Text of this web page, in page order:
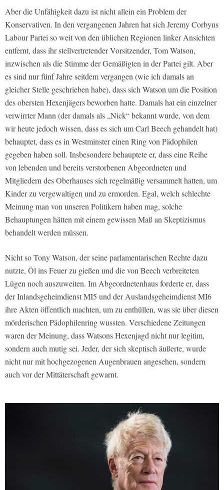
Aber die Unfähigkeit dazu ist nicht allein ein Problem der
Konservativen. In den vergangenen Jahren hat sich Jeremy Corbyns
Labour Partei so weit von den üblichen Regionen linker Ansichten
entfernt, dass ihr stellvertretender Vorsitzender, Tom Watson,
inzwischen als die Stimme der Gemäßigten in der Partei gilt. Aber
es sind nur fünf Jahre seitdem vergangen (wie ich damals an
gleicher Stelle geschrieben habe), dass sich Watson um die Position
des obersten Hexenjägers beworben hatte. Damals hat ein einzelner
verwirrter Mann (der damals als „Nick“ bekannt wurde, von dem
wir heute jedoch wissen, dass es sich um Carl Beech gehandelt hat)
behauptet, dass es in Westminster einen Ring von Pädophilen
gegeben haben soll. Insbesondere behauptete er, dass eine Reihe
von lebenden und bereits verstorbenen Abgeordneten und
Mitgliedern des Oberhauses sich regelmäßig versammelt hatten, um
Kinder zu vergewaltigen und zu ermorden. Egal, welch schlechte
Meinung man von unseren Politikern haben mag, solche
Behauptungen hätten mit einem gewissen Maß an Skeptizismus
behandelt werden müssen.
Nicht so Tony Watson, der seine parlamentarischen Rechte dazu
nutzte, Öl ins Feuer zu gießen und die von Beech verbreiteten
Lügen noch auszuweiten. Im Abgeordnetenhaus forderte er, dass
der Inlandsgeheimdienst MI5 und der Auslandsgeheimdienst MI6
ihre Akten öffentlich machten, um zu enthüllen, was sie über diesen
mörderischen Pädophilenring wussten. Verschiedene Zeitungen
waren der Meinung, dass Watsons Hexenjagd nicht nur legitim,
sondern auch mutig sei. Jeder, der sich skeptisch äußerte, wurde
nicht nur mit hochgezogenen Augenbrauen angesehen, sondern
auch vor der Mittäterschaft gewarnt.